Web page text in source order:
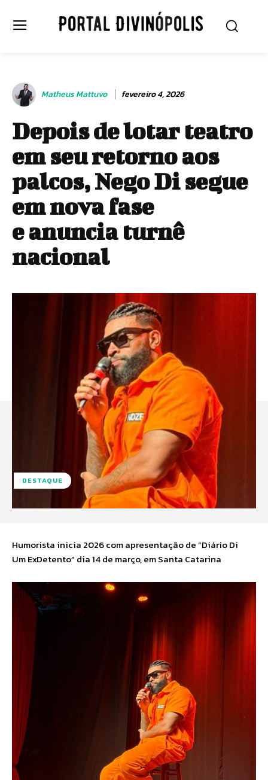
Matheus Mattuvo fevereiro 4, 2026
Depois de lotar teatro
em seu retorno aos
palcos, Nego Di segue
em nova fase
e anuncia turnê
nacional
DESTAQUE
Humorista inicia 2026 com apresentação de “Diário Di
Um ExDetento” dia 14 de março, em Santa Catarina